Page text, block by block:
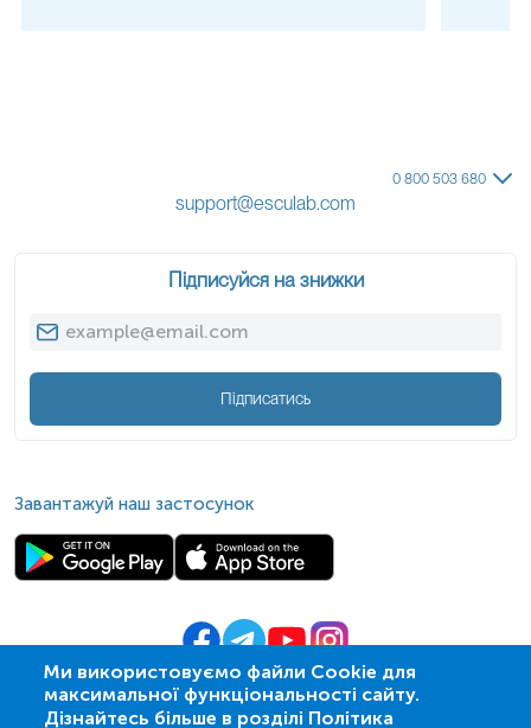
Ми використовуємо файли Cookie для
максимальної функціональності сайту.
Дізнайтесь більше в розділі Політика
0 800 503 680
support@esculab.com
Підписуйся на знижки
Підписатись
Завантажуй наш застосунок
© 2009- 2026 | ПСМЛ «Ескулаб»